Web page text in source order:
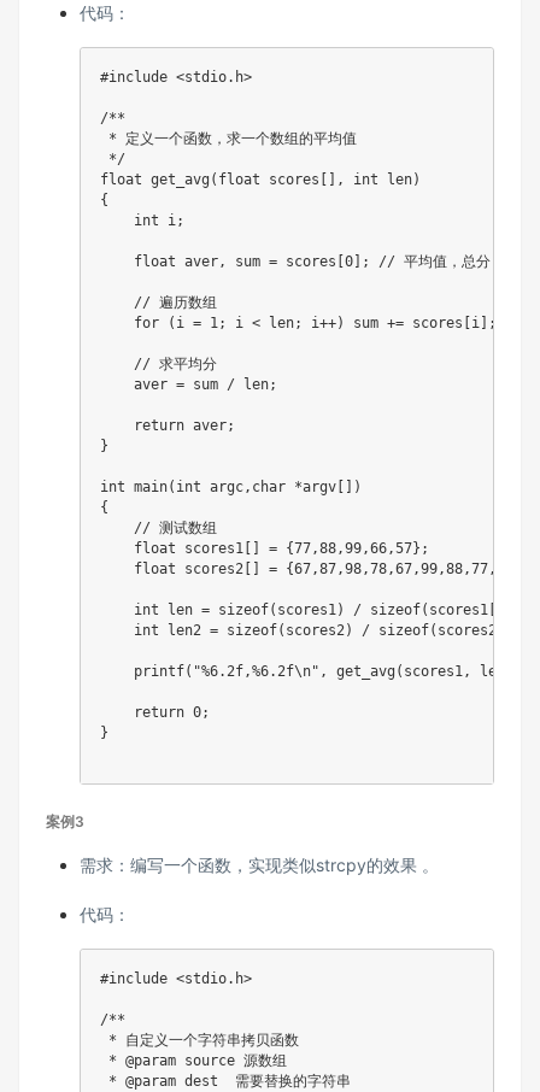
代码：
#include <stdio.h>
/**
* 定义一个函数，求一个数组的平均值
*/
float get_avg ( float scores [ ] , int len)
{
int i ;
float aver , sum = scores [0] ; // 平均值，总分
// 遍历数组
for
( i = 1 ; i < len; i++) sum += scores [i ] ;
// 求平均分
    aver
= sum / len;
return aver;
}
int main( int argc , char *argv [ ] )
{
// 测试数组
float scores1 [ ] = {77 ,88 ,99 ,66 ,57} ;
float scores2 [ ] = {67 ,87 ,98 ,78 ,67 ,99 ,88 ,77 ,
int len = sizeof( scores1 ) / sizeof( scores1 [
int len2 = sizeof( scores2 ) / sizeof( scores2
printf( "%6.2f,%6.2f\n" , get_avg ( scores1 , len
return 0;
}
案例3
需求：编写一个函数，实现类似strcpy的效果 。
代码：
#include <stdio.h>
/**
* 自定义一个字符串拷贝函数
* @param source 源数组
* @param dest  需要替换的字符串